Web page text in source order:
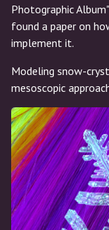
Photographic
found a paper on
implement it.
Modeling snow-
mesoscopic